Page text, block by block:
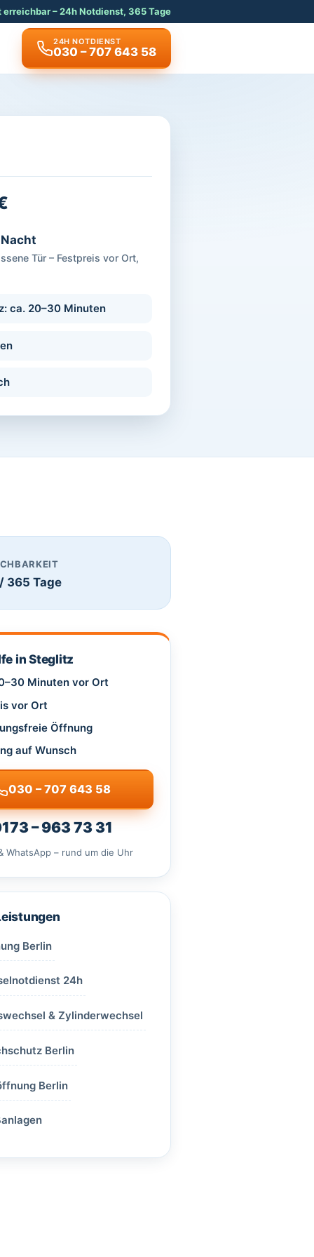
erreichbar – 24h Notdienst, 365 Tage
24H NOTDIENST
030 – 707 643 58
Nacht
Tür – Festpreis vor Ort,
ca. 20–30 Minuten
365 Tage
in Steglitz
Minuten vor Ort
vor Ort
Öffnung
auf Wunsch
030 – 707 643 58
– 963 73 31
WhatsApp – rund um die Uhr
Berlin
24h
& Zylinderwechsel
Berlin
Berlin